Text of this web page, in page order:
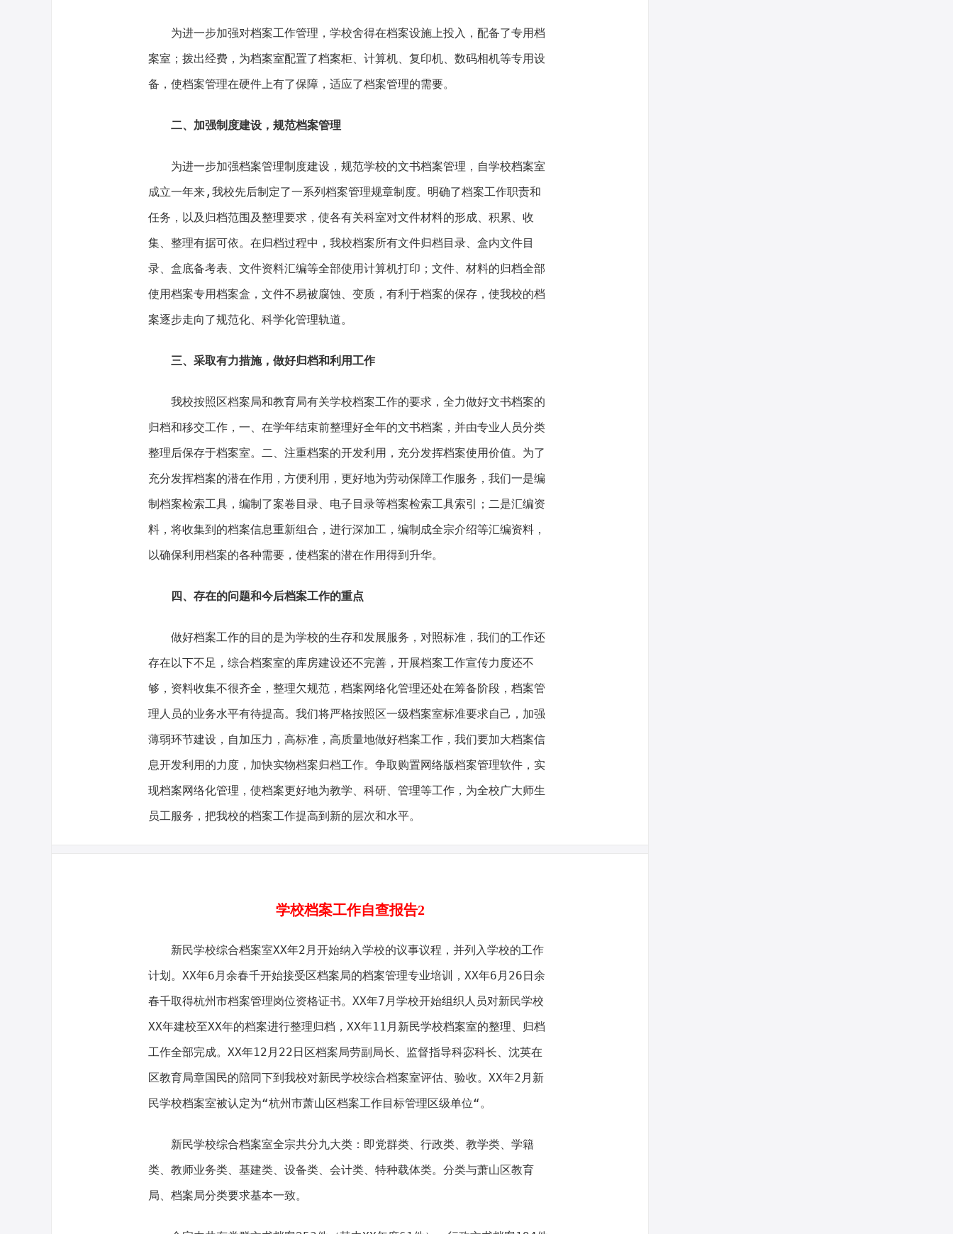
为进一步加强对档案工作管理，学校舍得在档案设施上投入，配备了专用档
案室；拨出经费，为档案室配置了档案柜、计算机、复印机、数码相机等专用设
备，使档案管理在硬件上有了保障，适应了档案管理的需要。
二、加强制度建设，规范档案管理
为进一步加强档案管理制度建设，规范学校的文书档案管理，自学校档案室
成立一年来,我校先后制定了一系列档案管理规章制度。明确了档案工作职责和
任务，以及归档范围及整理要求，使各有关科室对文件材料的形成、积累、收
集、整理有据可依。在归档过程中，我校档案所有文件归档目录、盒内文件目
录、盒底备考表、文件资料汇编等全部使用计算机打印；文件、材料的归档全部
使用档案专用档案盒，文件不易被腐蚀、变质，有利于档案的保存，使我校的档
案逐步走向了规范化、科学化管理轨道。
三、采取有力措施，做好归档和利用工作
我校按照区档案局和教育局有关学校档案工作的要求，全力做好文书档案的
归档和移交工作，一、在学年结束前整理好全年的文书档案，并由专业人员分类
整理后保存于档案室。二、注重档案的开发利用，充分发挥档案使用价值。为了
充分发挥档案的潜在作用，方便利用，更好地为劳动保障工作服务，我们一是编
制档案检索工具，编制了案卷目录、电子目录等档案检索工具索引；二是汇编资
料，将收集到的档案信息重新组合，进行深加工，编制成全宗介绍等汇编资料，
以确保利用档案的各种需要，使档案的潜在作用得到升华。
四、存在的问题和今后档案工作的重点
做好档案工作的目的是为学校的生存和发展服务，对照标准，我们的工作还
存在以下不足，综合档案室的库房建设还不完善，开展档案工作宣传力度还不
够，资料收集不很齐全，整理欠规范，档案网络化管理还处在筹备阶段，档案管
理人员的业务水平有待提高。我们将严格按照区一级档案室标准要求自己，加强
薄弱环节建设，自加压力，高标准，高质量地做好档案工作，我们要加大档案信
息开发利用的力度，加快实物档案归档工作。争取购置网络版档案管理软件，实
现档案网络化管理，使档案更好地为教学、科研、管理等工作，为全校广大师生
员工服务，把我校的档案工作提高到新的层次和水平。
学校档案工作自查报告2
新民学校综合档案室XX年2月开始纳入学校的议事议程，并列入学校的工作
计划。XX年6月余春千开始接受区档案局的档案管理专业培训，XX年6月26日余
春千取得杭州市档案管理岗位资格证书。XX年7月学校开始组织人员对新民学校
XX年建校至XX年的档案进行整理归档，XX年11月新民学校档案室的整理、归档
工作全部完成。XX年12月22日区档案局劳副局长、监督指导科宓科长、沈英在
区教育局章国民的陪同下到我校对新民学校综合档案室评估、验收。XX年2月新
民学校档案室被认定为“杭州市萧山区档案工作目标管理区级单位“。
新民学校综合档案室全宗共分九大类：即党群类、行政类、教学类、学籍
类、教师业务类、基建类、设备类、会计类、特种载体类。分类与萧山区教育
局、档案局分类要求基本一致。